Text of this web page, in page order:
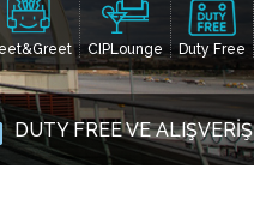
CIPLounge Duty Free
DUTY FREE VE ALIŞVERİŞ